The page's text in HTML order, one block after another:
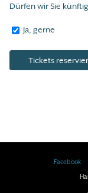
Dürfen wir Sie
Ja, gerne
Facebook